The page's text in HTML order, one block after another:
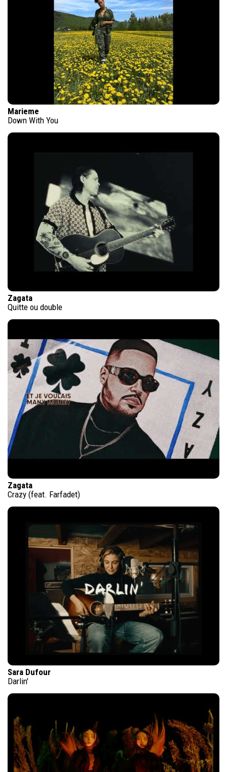
Marieme
Down With You
Zagata
Quitte ou double
Zagata
Crazy (feat. Farfadet)
Sara Dufour
Darlin'